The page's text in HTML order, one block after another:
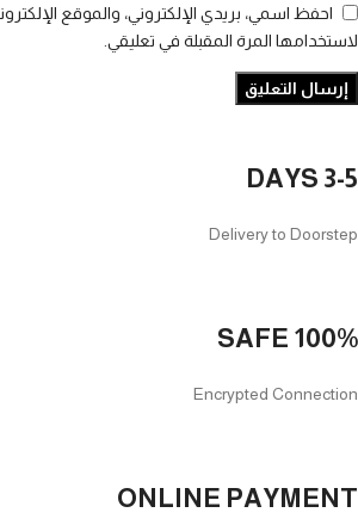
احفظ اسمي، بريدي الإلكتروني، والموقع
لاستخدامها المرة المقبلة في تعليقي.
ONLINE PAYMENT
100% SAFE
Encrypted Connection
3-5 DAYS
Delivery to Doorstep